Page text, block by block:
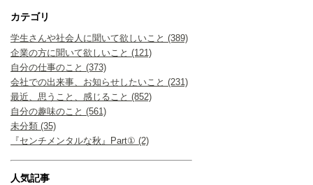
カテゴリ
学生さんや社会人に聞いて欲しいこと (389)
企業の方に聞いて欲しいこと (121)
自分の仕事のこと (373)
会社での出来事、お知らせしたいこと (231)
最近、思うこと、感じること (852)
自分の趣味のこと (561)
未分類 (35)
『センチメンタルな秋』Part① (2)
人気記事